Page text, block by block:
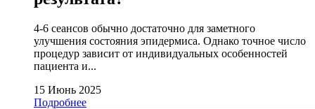
4-6 сеансов обычно достаточно для заметного
улучшения состояния эпидермиса. Однако точное число
процедур зависит от индивидуальных особенностей
пациента и...
15 Июнь 2025
Подробнее